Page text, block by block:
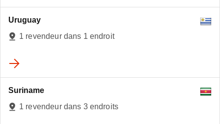
Uruguay
1 revendeur dans 1 endroit
Suriname
1 revendeur dans 3 endroits